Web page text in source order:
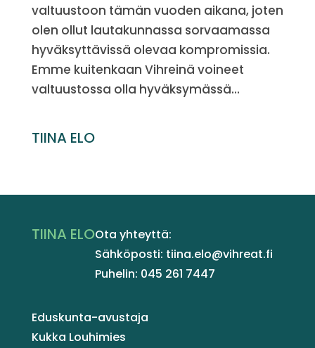
valtuustoon tämän vuoden aikana, joten
olen ollut lautakunnassa sorvaamassa
hyväksyttävissä olevaa kompromissia.
Emme kuitenkaan Vihreinä voineet
valtuustossa olla hyväksymässä...
TIINA ELO
TIINA ELOOta yhteyttä:
Sähköposti: tiina.elo@vihreat.fi
Puhelin: 045 261 7447
Eduskunta-avustaja
Kukka Louhimies